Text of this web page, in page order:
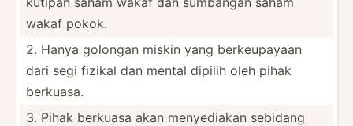
wakaf pokok.
2. Hanya golongan miskin yang berkeu­payaan
dari segi fizikal dan mental dipilih oleh pihak
berkuasa.
3. Pihak berkuasa akan menyed­iakan sebidang